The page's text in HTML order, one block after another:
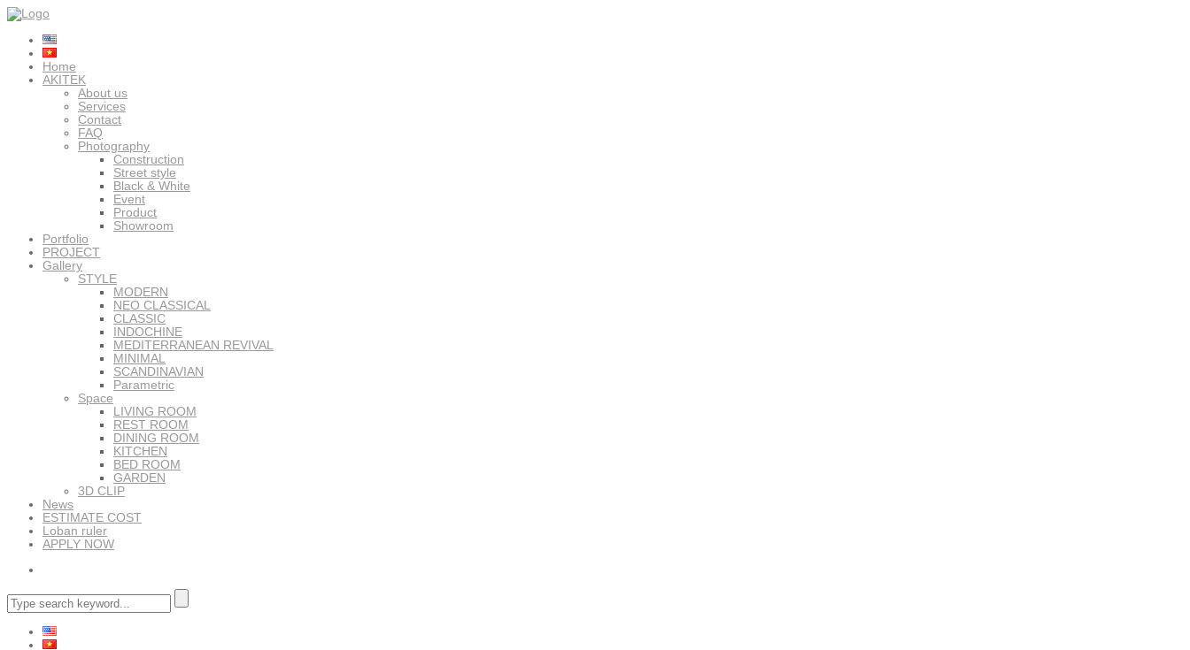
Home
AKITEK
About us
Services
Contact
FAQ
Photography
Construction
Street style
Black & White
Event
Product
Showroom
Portfolio
PROJECT
Gallery
STYLE
MODERN
NEO CLASSICAL
CLASSIC
INDOCHINE
MEDITERRANEAN REVIVAL
MINIMAL
SCANDINAVIAN
Parametric
Space
LIVING ROOM
REST ROOM
DINING ROOM
KITCHEN
BED ROOM
GARDEN
3D CLIP
News
ESTIMATE COST
Loban ruler
APPLY NOW